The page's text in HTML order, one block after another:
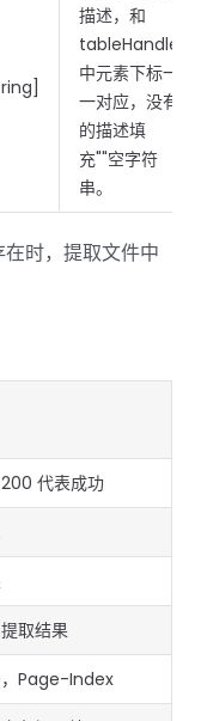
描述，和
tableHandles
中元素下标一
一对应，没有
的描述填
充""空字符
串。
时，提取文件中
代表成功
取结果
，Page-Index